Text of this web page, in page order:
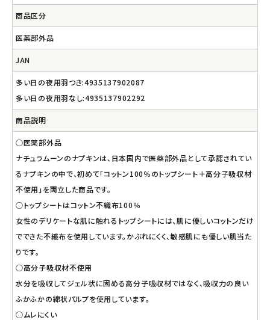
商品区分
医薬部外品
JAN
多い日の夜用羽つき:4935137902087
多い日の夜用羽なし:4935137902292
商品説明
○医薬部外品
ナチュラムーンのナプキンは、日本国内で医薬部外品として承認されてい
るナプキンの中で、初めて「コットン100％のトップシート＋高分子吸収材
不使用」を両立した商品です。
○トップシートはコットン不織布100％
女性のデリケートな肌に触れるトップシートには、肌に優しいコットンだけ
でできた不織布を使用しています。かぶれにくく、敏感肌にも優しい肌当た
りです。
○高分子吸収材不使用
水分を吸収してジェル状に固める高分子吸収材ではなく、吸収力の良い
ふかふかの綿状パルプを使用しています。
○ムレにくい